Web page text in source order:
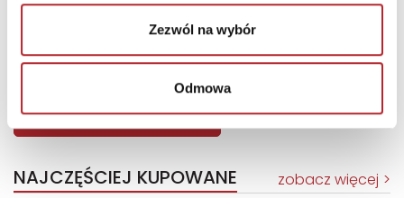
Zezwól na wybór
Odmowa
Bright Junior Media
Zaloguj się, aby kupić
NAJCZĘŚCIEJ KUPOWANE zobacz więcej